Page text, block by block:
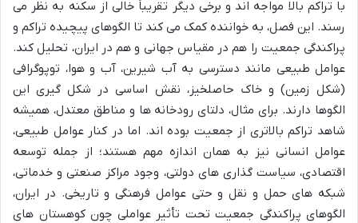
با تراکم بالا مواجه اند و برخی دیگر تقریباً خالی از سکنه به نظر می
رسند. این فصل، به خواننده کمک می کند تا الگوهای پیچیده تراکم و
پراکندگی جمعیت را هم در مقیاس جهانی و هم در ایران، تحلیل کند.
عوامل طبیعی مانند دسترسی به آب شیرین، آب و هوا، توپوگرافی
(شکل زمین) و خاک حاصلخیز، نقش اساسی در شکل گیری این
الگوها دارند. برای مثال، دلتای رودخانه ها و مناطق معتدل، همیشه
شاهد تراکم بالاتری از جمعیت بوده اند. اما در کنار عوامل طبیعی،
عوامل انسانی نیز به همان اندازه مهم هستند؛ از جمله توسعه
اقتصادی، سیاست گذاری های دولتی، وجود مراکز صنعتی و خدماتی،
شبکه های حمل و نقل و حتی عوامل فرهنگی و تاریخی. در ایران،
الگوهای پراکندگی جمعیت تحت تأثیر عواملی چون کوهستان های